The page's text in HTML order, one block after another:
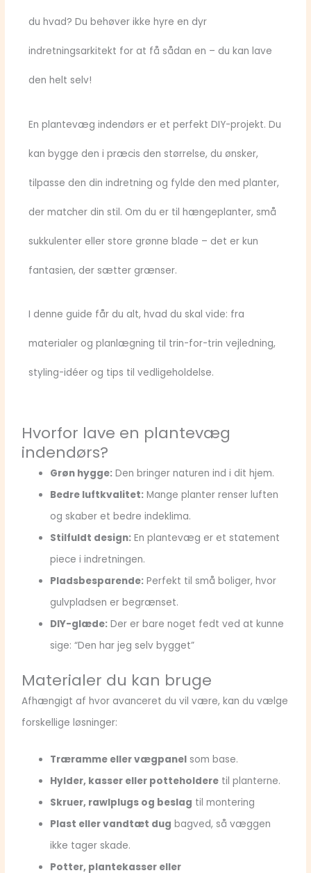
du hvad? Du behøver ikke hyre en dyr
indretningsarkitekt for at få sådan en – du kan lave
den helt selv!
En plantevæg indendørs er et perfekt DIY-projekt. Du
kan bygge den i præcis den størrelse, du ønsker,
tilpasse den din indretning og fylde den med planter,
der matcher din stil. Om du er til hængeplanter, små
sukkulenter eller store grønne blade – det er kun
fantasien, der sætter grænser.
I denne guide får du alt, hvad du skal vide: fra
materialer og planlægning til trin-for-trin vejledning,
styling-idéer og tips til vedligeholdelse.
Hvorfor lave en plantevæg
indendørs?
Grøn hygge: Den bringer naturen ind i dit hjem.
Bedre luftkvalitet: Mange planter renser luften
og skaber et bedre indeklima.
Stilfuldt design: En plantevæg er et statement
piece i indretningen.
Pladsbesparende: Perfekt til små boliger, hvor
gulvpladsen er begrænset.
DIY-glæde: Der er bare noget fedt ved at kunne
sige: “Den har jeg selv bygget”
Materialer du kan bruge
Afhængigt af hvor avanceret du vil være, kan du vælge
forskellige løsninger:
Træramme eller vægpanel som base.
Hylder, kasser eller potteholdere til planterne.
Skruer, rawlplugs og beslag til montering
Plast eller vandtæt dug bagved, så væggen
ikke tager skade.
Potter, plantekasser eller